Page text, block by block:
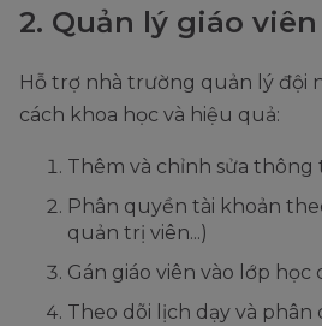
2. Quản lý giáo viên
Hỗ trợ nhà trường quản lý đội
cách khoa học và hiệu quả:
Thêm và chỉnh sửa thông
Phân quyền tài khoản
quản trị viên...)
Gán giáo viên vào lớp học
Theo dõi lịch dạy và phân